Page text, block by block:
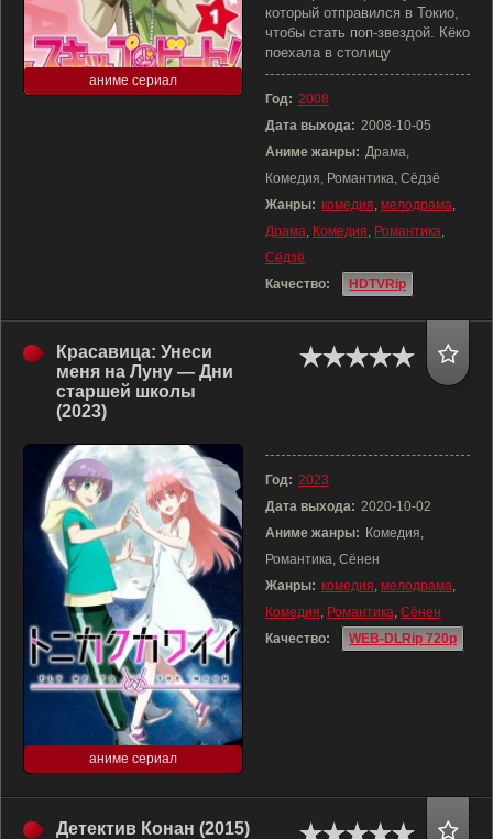
аниме сериал
который отправился в Токио,
чтобы стать поп-звездой. Кёко
поехала в столицу
Год: 2008
Дата выхода: 2008-10-05
Аниме жанры: Драма,
Комедия, Романтика, Сёдзё
Жанры: комедия, мелодрама,
Драма, Комедия, Романтика,
Сёдзё
Качество:
HDTVRip
Красавица: Унеси
меня на Луну — Дни
старшей школы
(2023)
аниме сериал
Год: 2023
Дата выхода: 2020-10-02
Аниме жанры: Комедия,
Романтика, Сёнен
Жанры: комедия, мелодрама,
Комедия, Романтика, Сёнен
Качество:
WEB-DLRip 720p
Детектив Конан (2015)